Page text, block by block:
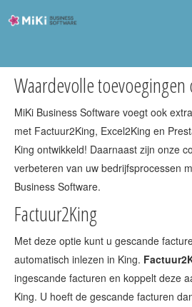
Software
Home
King Software
MiKi2King
Software Online
Telefonie
Partners
Klant worden
Waardevolle
MiKi Business Software voegt ook
met Factuur2King, Excel2King en
King ontwikkeld! Daarnaast zijn onze
verbeteren van uw bedrijfsprocessen
Business Software.
Factuur2King
Met deze optie kunt u gescande
automatisch inlezen in King.
ingescande facturen en koppelt deze
King. U hoeft de gescande facturen